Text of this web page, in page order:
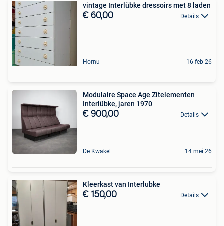
vintage Interlübke dressoirs met 8 laden
€ 60,00 Details
Hornu 16 feb 26
Modulaire Space Age Zitelementen
Interlübke, jaren 1970
€ 900,00 Details
De Kwakel 14 mei 26
Kleerkast van Interlubke
€ 150,00 Details